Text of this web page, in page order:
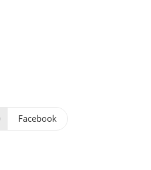
Facebook